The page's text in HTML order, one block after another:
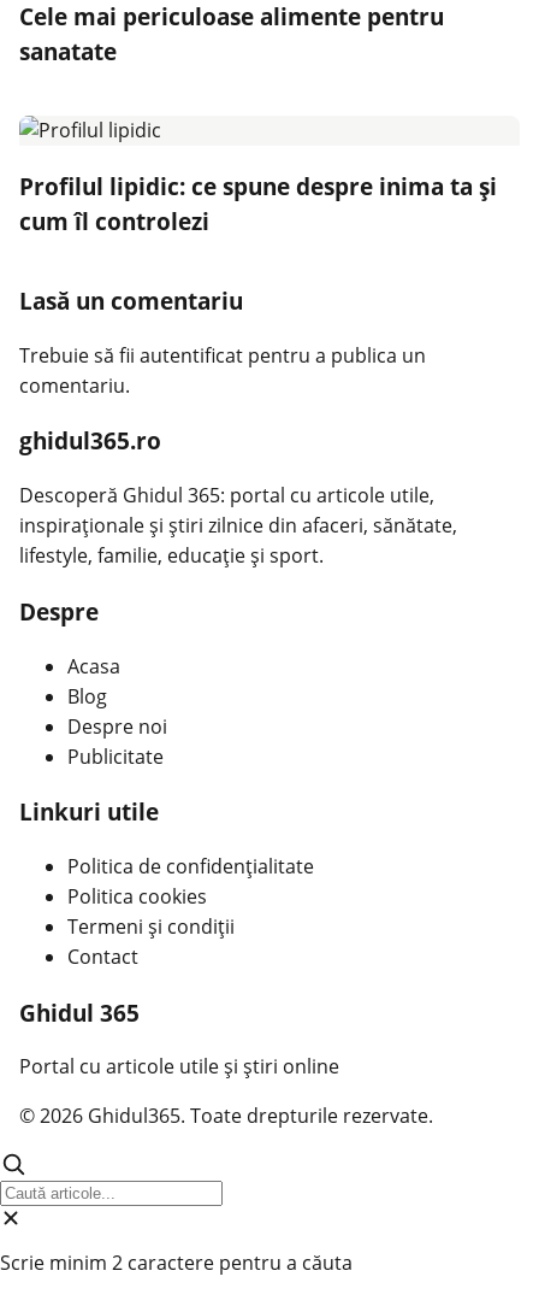
Cele mai periculoase alimente pentru
sanatate
Profilul lipidic: ce spune despre inima ta și
cum îl controlezi
Lasă un comentariu
Trebuie să fii autentificat pentru a publica un
comentariu.
ghidul365.ro
Descoperă Ghidul 365: portal cu articole utile,
inspiraționale și știri zilnice din afaceri, sănătate,
lifestyle, familie, educație și sport.
Despre
Acasa
Blog
Despre noi
Publicitate
Linkuri utile
Politica de confidențialitate
Politica cookies
Termeni și condiții
Contact
Ghidul 365
Portal cu articole utile și știri online
© 2026 Ghidul365. Toate drepturile rezervate.
Scrie minim 2 caractere pentru a căuta